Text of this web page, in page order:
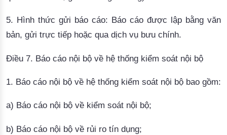
5. Hình thức gửi báo cáo: Báo cáo được lập bằng văn
bản, gửi trực tiếp hoặc qua dịch vụ bưu chính.
Điều 7. Báo cáo nội bộ về hệ thống kiểm soát nội bộ
1. Báo cáo nội bộ về hệ thống kiểm soát nội bộ bao gồm:
a) Báo cáo nội bộ về kiểm soát nội bộ;
b) Báo cáo nội bộ về rủi ro tín dụng;